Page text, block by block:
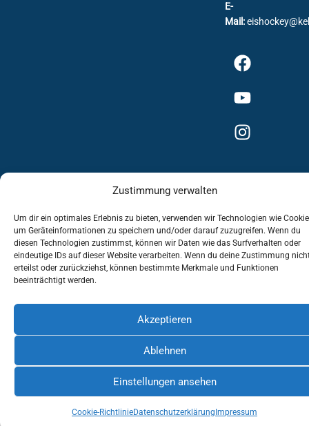
Zustimmung verwalten
Um dir ein optimales Erlebnis zu bieten, verwenden wir Technologien wie
um Geräteinformationen zu speichern und/oder darauf zuzugreifen. Wenn du
diesen Technologien zustimmst, können wir Daten wie das Surfverhalten oder
eindeutige IDs auf dieser Website verarbeiten. Wenn du deine Zustimmung
erteilst oder zurückziehst, können bestimmte Merkmale und Funktionen
beeinträchtigt werden.
Akzeptieren
Ablehnen
Einstellungen ansehen
Cookie-RichtlinieDatenschutzerklärung Impressum
E-
Mail:
Cookie-Richtlinie (EU)